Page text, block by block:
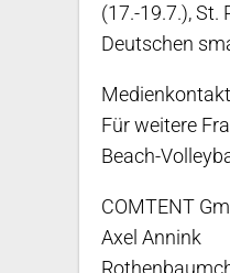
(17.-19.7.), St.
Deutschen
Medienkontakt
Für weitere
Beach-
COMTENT
Axel Annink